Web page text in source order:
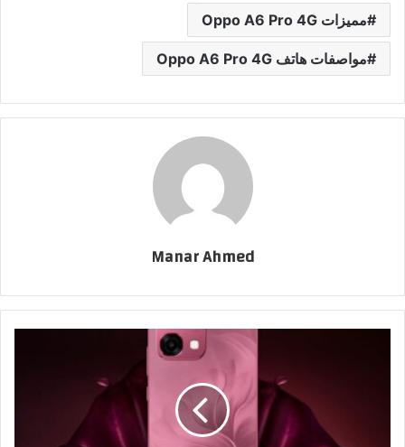
مميزات Oppo A6 Pro 4G
مواصفات هاتف Oppo A6 Pro 4G
Manar Ahmed